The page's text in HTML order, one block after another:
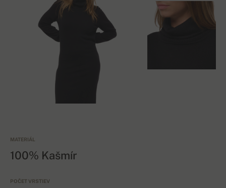
MATERIÁL
100% Kašmír
POČET VRSTIEV